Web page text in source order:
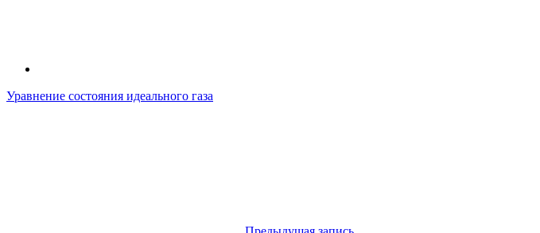
Уравнение состояния идеального газа